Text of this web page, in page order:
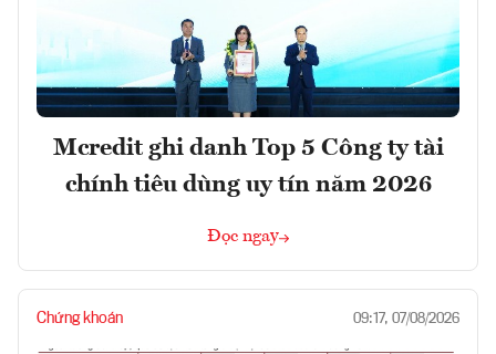
Mcredit ghi danh Top 5 Công ty tài
chính tiêu dùng uy tín năm 2026
Đọc ngay
Chứng khoán 09:17, 07/08/2026